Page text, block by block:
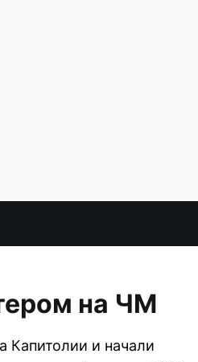
на ЧМ
Капитолии и начали